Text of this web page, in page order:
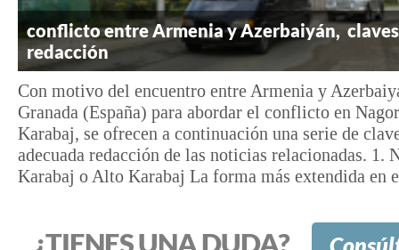
conflicto entre Armenia y Azerbaiyán,
redacción
Con motivo del encuentro entre Armenia y
Granada (España) para abordar el conflicto en
Karabaj, se ofrecen a continuación una serie de
adecuada redacción de las noticias relacionadas. 1.
Karabaj o Alto Karabaj La forma más extendida en
¿TIENES UNA DUDA?